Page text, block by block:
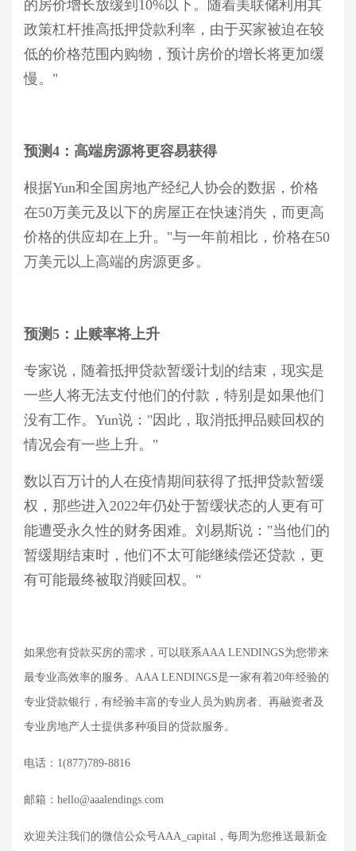
的房价增长放缓到10%以下。随着美联储利用其
政策杠杆推高抵押贷款利率，由于买家被迫在较
低的价格范围内购物，预计房价的增长将更加缓
慢。"
预测4： 高端房源将更容易获得
根据Yun和全国房地产经纪人协会的数据，价格
在50万美元及以下的房屋正在快速消失，而更高
价格的供应却在上升。"与一年前相比，价格在50
万美元以上高端的房源更多 。
预测5：止赎率将上升
专家说，随着抵押贷款暂缓计划的结束，现实是
一些人将无法支付他们的付款，特别是如果他们
没有工作。 Yun说："因此，取消抵押品赎回权的
情况会有一些上升。"
数以百万计的人在疫情期间获得了抵押贷款暂缓
权，那些进入 2022年仍处于暂缓状态的人更有可
能遭受永久性的财务困难。刘易斯说："当他们的
暂缓期结束时，他们不太可能继续偿还贷款 ，更
有可能最终被取消赎回权。 "
如果您有贷款买房的需求，可以联系AAA LENDINGS为您带来
最专业高效率的服务。AAA LENDINGS是一家有着20年经验的
专业贷款银行，有经验丰富的专业人员为购房者、再融资者及
专业房地产人士提供多种项目的贷款服务。
电话： 1(877)789-8816
邮箱： hello@aaalendings.com
欢迎关注我们的微信公众号AAA_capital，每周为您推送最新金